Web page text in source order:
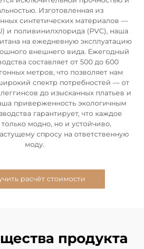
Изготовленная из
синтетических материалов —
и поливинилхлорида (PVC), наша
на ежедневную эксплуатацию
внешнего вида. Ежегодный
составляет от 500 до 600
метров, что позволяет нам
спектр потребностей — от
до изысканных платьев и
приверженность экологичным
гарантирует, что каждое
модно, но и устойчиво,
спросу на ответственную
моду.
расчёт стоимости
продукта